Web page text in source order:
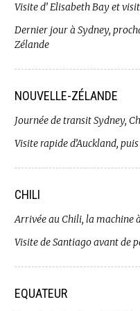
Visite d’ Elisabeth Bay et
Dernier jour à Sydney,
Zélande
NOUVELLE-ZÉLANDE
Journée de transit Sydney,
Visite rapide d’Auckland,
CHILI
Arrivée au Chili, la machine
Visite de Santiago avant de
EQUATEUR